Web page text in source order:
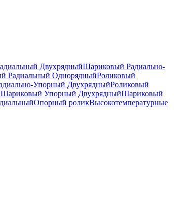
ДвухрядныйШариковый Радиально-
Радиальный ОднорядныйРоликовый
Упорный ДвухрядныйРоликовый
Шариковый Упорный ДвухрядныйШариковый
Опорный роликВысокотемпературные